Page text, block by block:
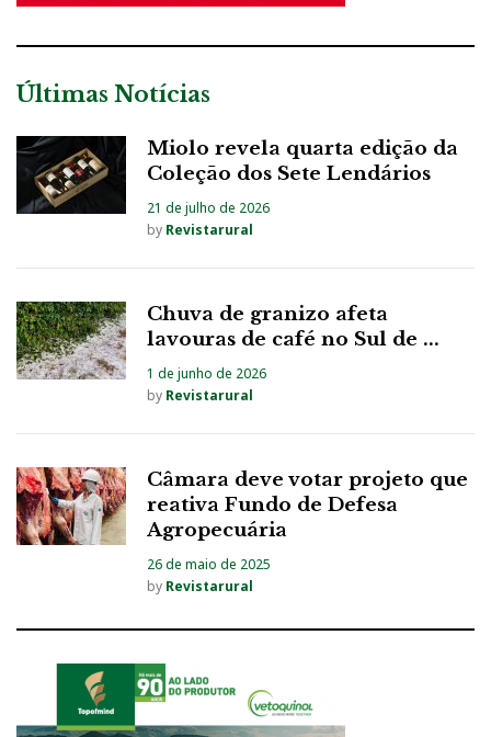
Últimas Notícias
Miolo revela quarta edição da
Coleção dos Sete Lendários
21 de julho de 2026
by Revistarural
Chuva de granizo afeta
lavouras de café no Sul de ...
1 de junho de 2026
by Revistarural
Câmara deve votar projeto que
reativa Fundo de Defesa
Agropecuária
26 de maio de 2025
by Revistarural